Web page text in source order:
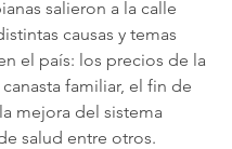
salieron a la calle
causas y temas
el país: los precios de la
familiar, el fin de
mejora del sistema
salud entre otros.